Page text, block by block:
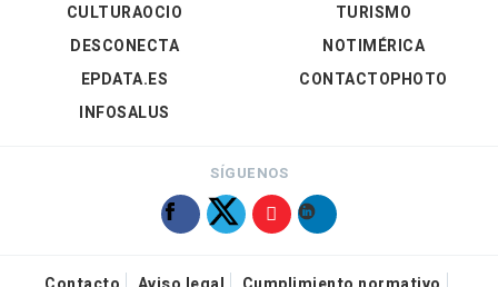
CULTURAOCIO
DESCONECTA
EPDATA.ES
INFOSALUS
TURISMO
NOTIMÉRICA
CONTACTOPHOTO
SÍGUENOS